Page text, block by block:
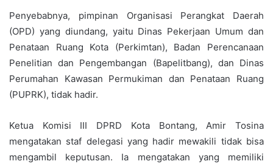
Penyebabnya, pimpinan Organisasi Perangkat Daerah
(OPD) yang diundang, yaitu Dinas Pekerjaan Umum dan
Penataan Ruang Kota (Perkimtan), Badan Perencanaan
Penelitian dan Pengembangan (Bapelitbang), dan Dinas
Perumahan Kawasan Permukiman dan Penataan Ruang
(PUPRK), tidak hadir.
Ketua Komisi III DPRD Kota Bontang, Amir Tosina
mengatakan staf delegasi yang hadir mewakili tidak bisa
mengambil keputusan. Ia mengatakan yang memiliki